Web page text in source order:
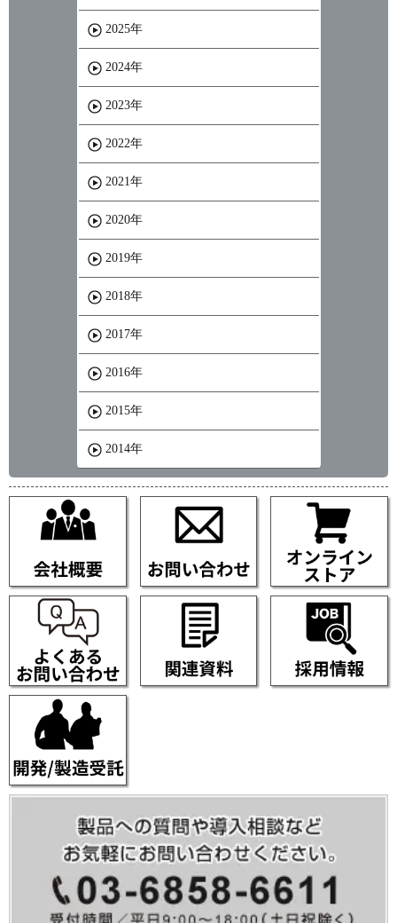
2025年
2024年
2023年
2022年
2021年
2020年
2019年
2018年
2017年
2016年
2015年
2014年